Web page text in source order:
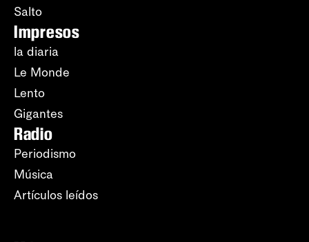
Salto
Impresos
la diaria
Le Monde
Lento
Gigantes
Radio
Periodismo
Música
Artículos leídos